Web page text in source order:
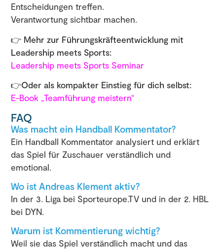
Entscheidungen treffen.
Verantwortung sichtbar machen.
👉 Mehr zur Führungskräfteentwicklung mit
Leadership meets Sports:
Leadership meets Sports Seminar
👉Oder als kompakter Einstieg für dich selbst:
E-Book „Teamführung meistern“
FAQ
Was macht ein Handball Kommentator?
Ein Handball Kommentator analysiert und erklärt
das Spiel für Zuschauer verständlich und
emotional.
Wo ist Andreas Klement aktiv?
In der 3. Liga bei Sporteurope.TV und in der 2. HBL
bei DYN.
Warum ist Kommentierung wichtig?
Weil sie das Spiel verständlich macht und das